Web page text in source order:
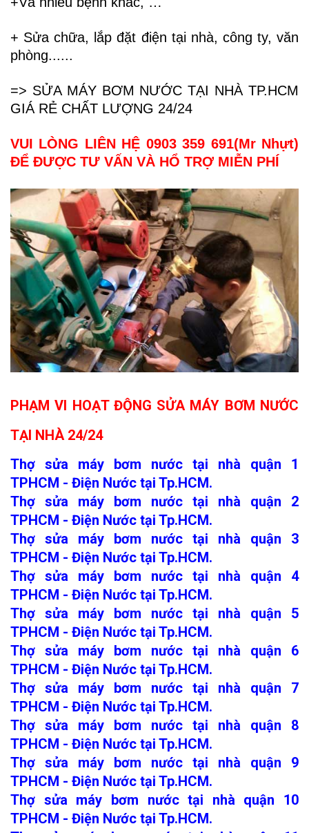
+ Sửa chữa, lắp đặt điện tại nhà, công ty, văn
phòng......
=> SỬA MÁY BƠM NƯỚC TẠI NHÀ TP.HCM
GIÁ RẺ CHẤT LƯỢNG 24/24
VUI LÒNG LIÊN HỆ 0903 359 691(Mr Nhựt)
ĐỂ ĐƯỢC TƯ VẤN VÀ HỔ TRỢ MIỄN PHÍ
PHẠM VI HOẠT ĐỘNG SỬA MÁY BƠM NƯỚC
TẠI NHÀ 24/24
Thợ sửa máy bơm nước tại nhà quận 1
TPHCM - Điện Nước tại Tp.HCM.
Thợ sửa máy bơm nước tại nhà quận 2
TPHCM - Điện Nước tại Tp.HCM.
Thợ sửa máy bơm nước tại nhà quận 3
TPHCM - Điện Nước tại Tp.HCM.
Thợ sửa máy bơm nước tại nhà quận 4
TPHCM - Điện Nước tại Tp.HCM.
Thợ sửa máy bơm nước tại nhà quận 5
TPHCM - Điện Nước tại Tp.HCM.
Thợ sửa máy bơm nước tại nhà quận 6
TPHCM - Điện Nước tại Tp.HCM.
Thợ sửa máy bơm nước tại nhà quận 7
TPHCM - Điện Nước tại Tp.HCM.
Thợ sửa máy bơm nước tại nhà quận 8
TPHCM - Điện Nước tại Tp.HCM.
Thợ sửa máy bơm nước tại nhà quận 9
TPHCM - Điện Nước tại Tp.HCM.
Thợ sửa máy bơm nước tại nhà quận 10
TPHCM - Điện Nước tại Tp.HCM.